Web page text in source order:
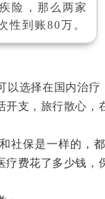
险，那么两家
性到账80万。
以选择在国内治
支，旅行散心，
社保是一样的 ，
疗费花了多少钱 ，